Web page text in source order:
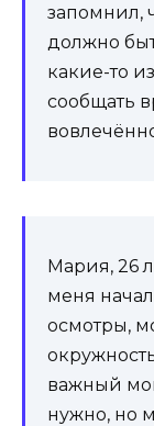
запомнил,
должно
какие-то
сообщать
Мария, 26
меня
осмотры,
важный
нужно, но